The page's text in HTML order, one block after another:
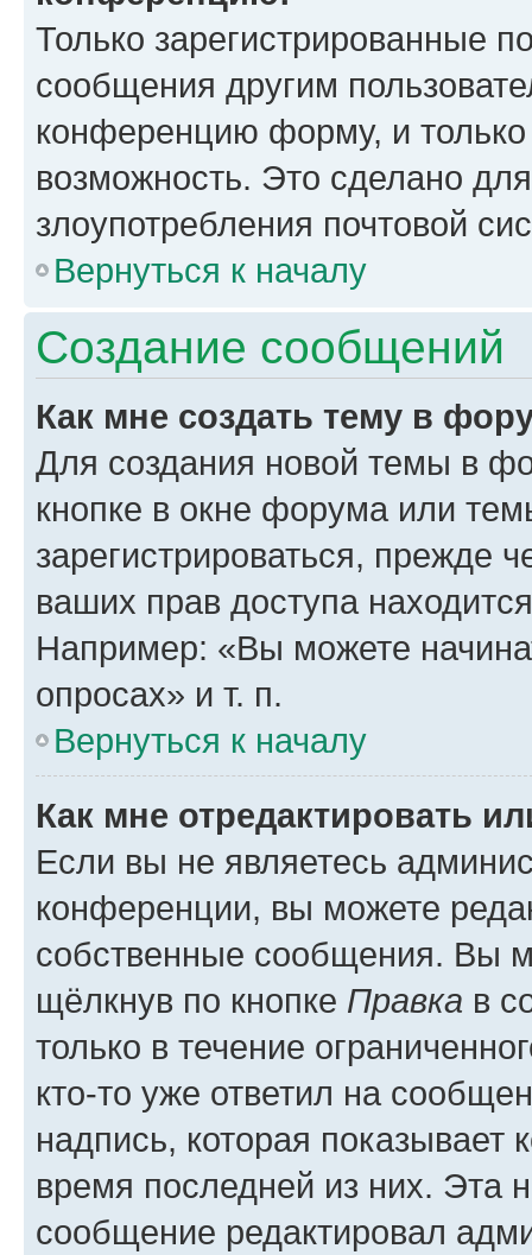
Только зарегистрированные
сообщения другим
конференцию форму, и
возможность. Это сделано
злоупотребления почтовой
Вернуться к началу
Создание сообщений
Как мне создать тему в
Для создания новой темы в
кнопке в окне форума или
зарегистрироваться, прежде
ваших прав доступа
Например: «Вы можете
опросах» и т. п.
Вернуться к началу
Как мне отредактировать
Если вы не являетесь
конференции, вы можете
собственные сообщения. Вы
щёлкнув по кнопке Правка в
только в течение
кто-то уже ответил на
надпись, которая показывает
время последней из них. Эта
сообщение редактировал